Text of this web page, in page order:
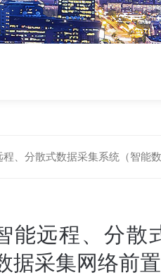
、分散式数据采集系统（智能
能远程、分散
据采集网络前置